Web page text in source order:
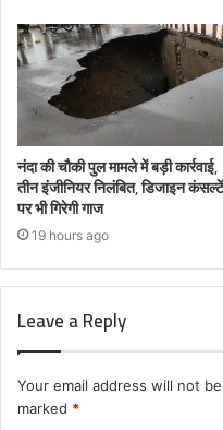
नंदा की चौकी पुल मामले में बड़ी कार्रवाई,
तीन इंजीनियर निलंबित, डिजाइन
पर भी गिरेगी गाज
19 hours ago
Leave a Reply
Your email address will not
marked *